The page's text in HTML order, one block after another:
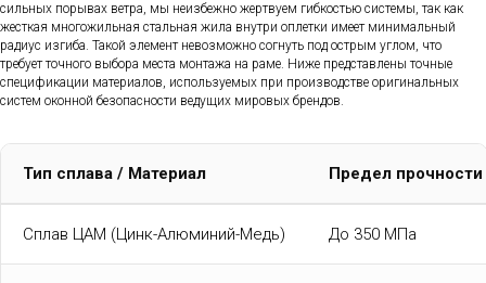
сильных порывах ветра, мы неизбежно жертвуем гибкостью системы, так как
жесткая многожильная стальная жила внутри оплетки имеет минимальный
радиус изгиба. Такой элемент невозможно согнуть под острым углом, что
требует точного выбора места монтажа на раме. Ниже представлены точные
спецификации материалов, используемых при производстве оригинальных
систем оконной безопасности ведущих мировых брендов.
Тип сплава / Материал Предел
Сплав ЦАМ (Цинк-Алюминий-Медь) До 350 МПа